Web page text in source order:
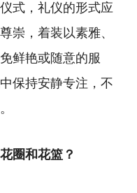
式，礼仪的形式应
崇，着装以素雅、
鲜艳或随意的服
保持安静专注，不
圈和花篮？